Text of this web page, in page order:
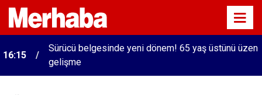
16:15
Sürücü belgesinde yeni dönem! 65 yaş üstünü üzen
gelişme